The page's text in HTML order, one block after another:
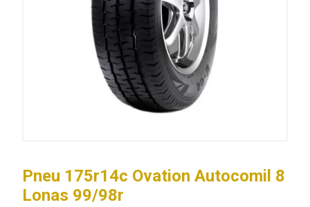
Pneu 175r14c Ovation Autocomil 8
Lonas 99/98r